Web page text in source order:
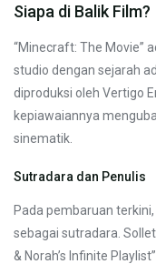
Siapa di Balik Film?
“Minecraft: The Movie”
studio dengan sejarah
diproduksi oleh Vertigo
kepiawaiannya
sinematik.
Sutradara dan Penulis
Pada pembaruan
sebagai sutradara.
& Norah’s Infinite